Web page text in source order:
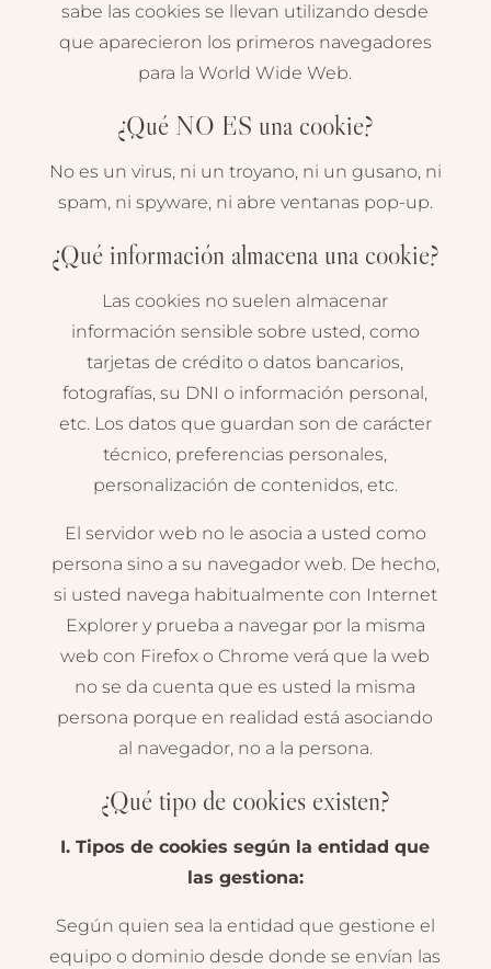
sabe las cookies se llevan utilizando desde
que aparecieron los primeros navegadores
para la World Wide Web.
¿Qué NO ES una cookie?
No es un virus, ni un troyano, ni un gusano, ni
spam, ni spyware, ni abre ventanas pop-up.
¿Qué información almacena una cookie?
Las cookies no suelen almacenar
información sensible sobre usted, como
tarjetas de crédito o datos bancarios,
fotografías, su DNI o información personal,
etc. Los datos que guardan son de carácter
técnico, preferencias personales,
personalización de contenidos, etc.
El servidor web no le asocia a usted como
persona sino a su navegador web. De hecho,
si usted navega habitualmente con Internet
Explorer y prueba a navegar por la misma
web con Firefox o Chrome verá que la web
no se da cuenta que es usted la misma
persona porque en realidad está asociando
al navegador, no a la persona.
¿Qué tipo de cookies existen?
I. Tipos de cookies según la entidad que
las gestiona:
Según quien sea la entidad que gestione el
equipo o dominio desde donde se envían las